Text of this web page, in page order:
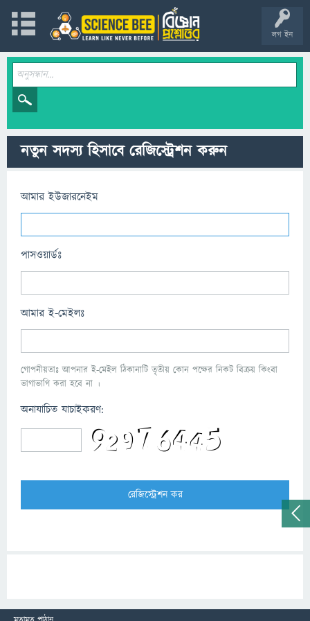
লগ ইন
নতুন সদস্য হিসাবে রেজিস্ট্রেশন করুন
আমার ইউজারনেইম
পাসওয়ার্ডঃ
আমার ই-মেইলঃ
গোপনীয়তাঃ আপনার ই-মেইল ঠিকানাটি তৃতীয় কোন পক্ষের নিকট বিক্রয় কিংবা
ভাগাভাগি করা হবে না ।
অনাযাচিত যাচাইকরণ: